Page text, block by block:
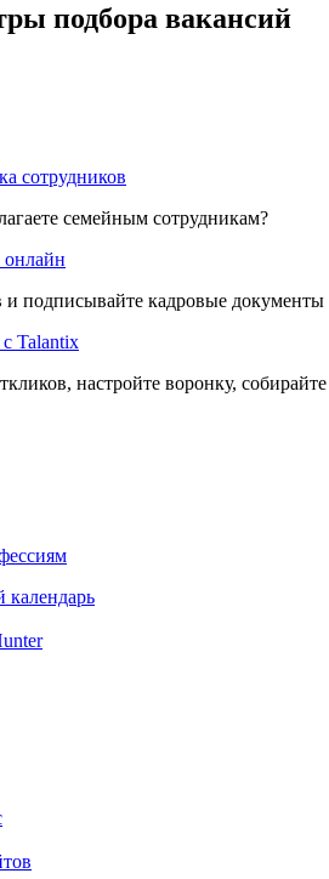
подбора вакансий
сотрудников
семейным сотрудникам?
онлайн
и подписывайте кадровые
с Talantix
настройте воронку,
календарь